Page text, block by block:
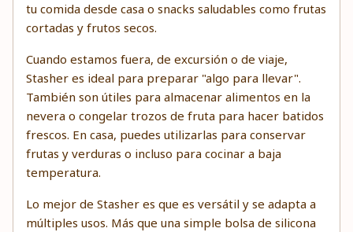
tu comida desde casa o snacks saludables como frutas
cortadas y frutos secos.
Cuando estamos fuera, de excursión o de viaje,
Stasher es ideal para preparar "algo para llevar".
También son útiles para almacenar alimentos en la
nevera o congelar trozos de fruta para hacer batidos
frescos. En casa, puedes utilizarlas para conservar
frutas y verduras o incluso para cocinar a baja
temperatura.
Lo mejor de Stasher es que es versátil y se adapta a
múltiples usos. Más que una simple bolsa de silicona